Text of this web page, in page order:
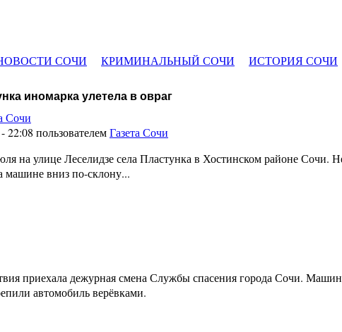
СОЧИ КРИМИНАЛЬНЫЙ СОЧИ ИСТОРИЯ СОЧИ
иномарка улетела в овраг
22:08 пользователемГазета Сочи
на улице Леселидзе села Пластунка в Хостинском районе Сочи.
машине вниз по-склону...
приехала дежурная смена Службы спасения города Сочи.
автомобиль верёвками.